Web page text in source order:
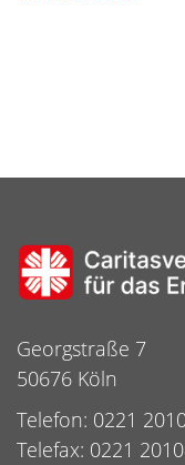
Georgstraße 7
50676 Köln
Telefon: 0221
Telefax: 0221